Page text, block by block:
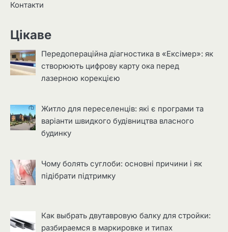
Контакти
Цікаве
Передопераційна діагностика в «Ексімер»: як
створюють цифрову карту ока перед
лазерною корекцією
Житло для переселенців: які є програми та
варіанти швидкого будівництва власного
будинку
Чому болять суглоби: основні причини і як
підібрати підтримку
Как выбрать двутавровую балку для стройки:
разбираемся в маркировке и типах